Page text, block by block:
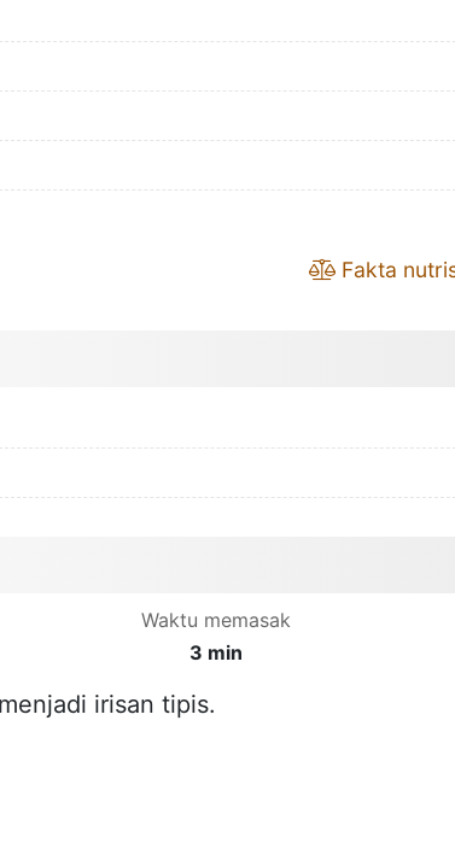
Fakta
Waktu memasak
3 min
irisan tipis.